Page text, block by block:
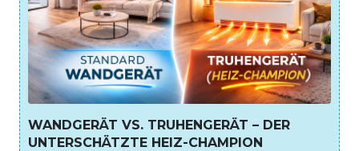
WANDGERÄT VS. TRUHENGERÄT – DER
UNTERSCHÄTZTE HEIZ-CHAMPION